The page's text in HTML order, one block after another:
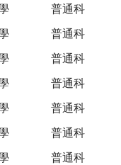
普通科
普通科
普通科
普通科
普通科
普通科
普通科